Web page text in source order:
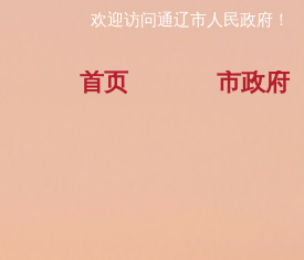
欢迎访问通辽市人民政府！
首页 市政府